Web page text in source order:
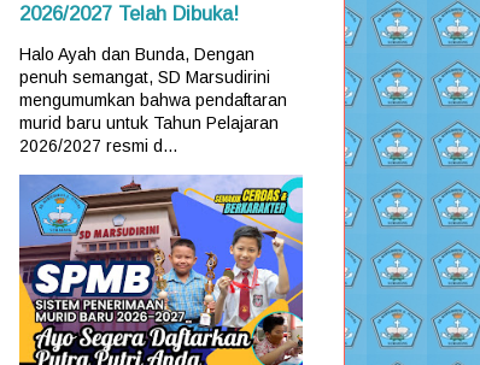
2026/2027 Telah Dibuka!
Halo Ayah dan Bunda, Dengan
penuh semangat, SD Marsudirini
mengumumkan bahwa pendaftaran
murid baru untuk Tahun Pelajaran
2026/2027 resmi d...